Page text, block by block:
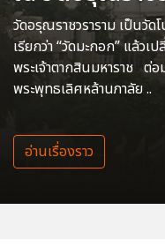
วัดอรุณราชวราราม เป็นวั
เรียกว่า “วัดมะกอก” แล้ว
พระเจ้าตากสินมหาราช ต่
พระพุทธเลิศหล้านภาลัย ..
อ่านเรื่องราว